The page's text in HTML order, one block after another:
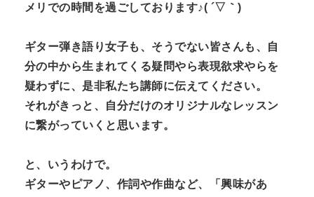
メリでの時間を過ごしております♪( ´▽｀)
ギター弾き語り女子も、そうでない皆さんも、自
分の中から生まれてくる疑問やら表現欲求やらを
疑わずに、是非私たち講師に伝えてください。
それがきっと、自分だけのオリジナルなレッスン
に繋がっていくと思います。
と、いうわけで。
ギターやピアノ、作詞や作曲など、「興味があ